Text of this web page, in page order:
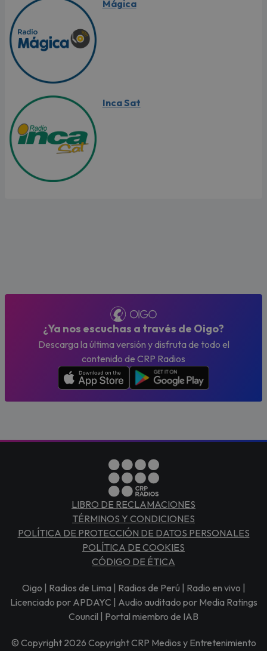
Mágica
Inca Sat
¿Ya nos escuchas a través de Oigo?
Descarga la última versión y disfruta de todo el
contenido de CRP Radios
LIBRO DE RECLAMACIONES
TÉRMINOS Y CONDICIONES
POLÍTICA DE PROTECCIÓN DE DATOS PERSONALES
POLÍTICA DE COOKIES
CÓDIGO DE ÉTICA
Oigo | Radios de Lima | Radios de Perú | Radio en vivo |
Licenciado por APDAYC | Audio auditado por Media Ratings
Council | Portal miembro de IAB
© Copyright 2026 Copyright CRP Medios y Entretenimiento